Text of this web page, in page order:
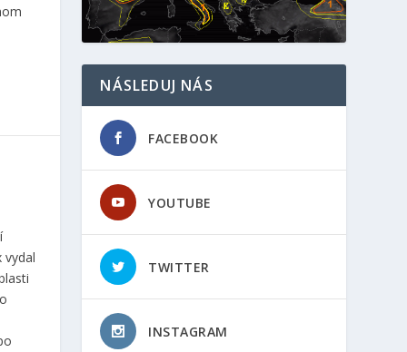
vydal
NÁSLEDUJ NÁS
FACEBOOK
YOUTUBE
TWITTER
INSTAGRAM